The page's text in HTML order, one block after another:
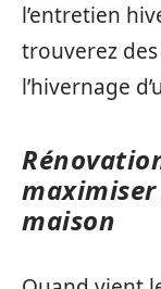
l’entretien
trouverez
l’hivernage
maison